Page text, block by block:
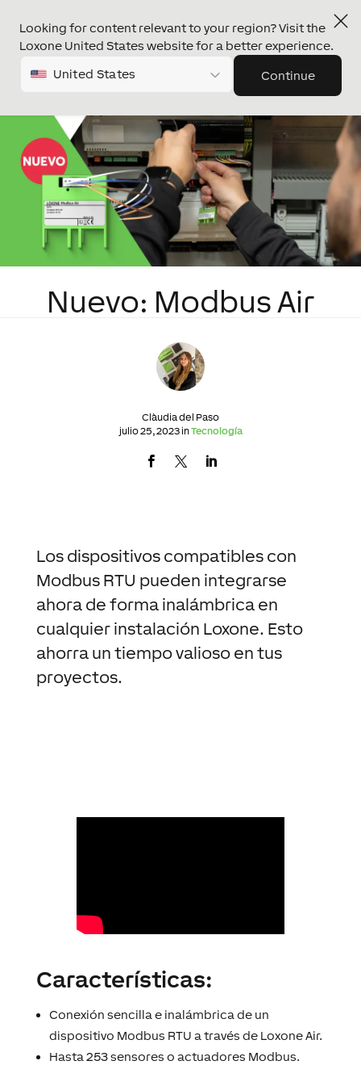
Looking for content relevant to your region? Visit the
Loxone United States website for a better experience.
United States Continue
Nuevo: Modbus Air
Clàudia del Paso
julio 25, 2023 inTecnología
Los dispositivos compatibles con
Modbus RTU pueden integrarse
ahora de forma inalámbrica en
cualquier instalación Loxone. Esto
ahorra un tiempo valioso en tus
proyectos.
Características:
Conexión sencilla e inalámbrica de un
dispositivo Modbus RTU a través de Loxone Air.
Hasta 253 sensores o actuadores Modbus.